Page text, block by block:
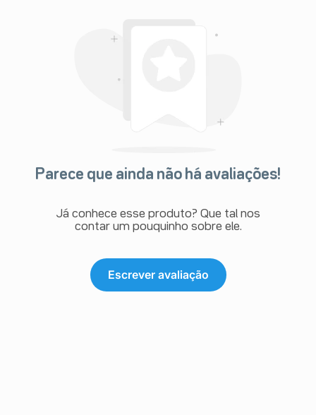
Parece que ainda não há avaliações!
Já conhece esse produto? Que tal nos
contar um pouquinho sobre ele.
Escrever avaliação